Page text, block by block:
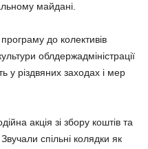
майдані.
до колективів
облдержадміністрації
у різдвяних заходах і мер
акція зі збору коштів та
спільні колядки як